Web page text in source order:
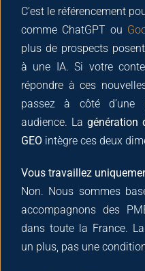
C’est le référencement
comme ChatGPT ou
plus de prospects
à une IA. Si votre
répondre à ces
passez à côté d’une
audience. Lagénération
GEO intègre ces deux
Vous travaillez
Non. Nous sommes
accompagnons des
dans toute la France.
un plus, pas une